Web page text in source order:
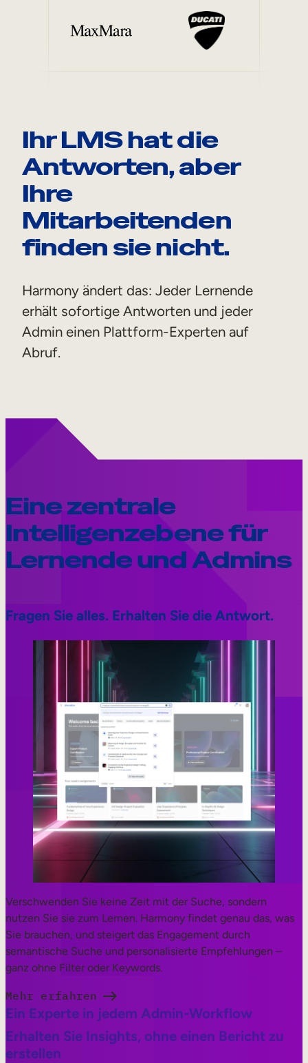
Ihr LMS hat die
Antworten, aber
Ihre
Mitarbeitenden
finden sie nicht.
Harmony ändert das: Jeder Lernende
erhält sofortige Antworten und jeder
Admin einen Plattform-Experten auf
Abruf.
Eine zentrale
Intelligenzebene für
Lernende und Admins
Fragen Sie alles. Erhalten Sie die Antwort.
Verschwenden Sie keine Zeit mit der Suche, sondern
nutzen Sie sie zum Lernen. Harmony findet genau das, was
Sie brauchen, und steigert das Engagement durch
semantische Suche und personalisierte Empfehlungen –
ganz ohne Filter oder Keywords.
Mehr erfahren
Ein Experte in jedem Admin-Workflow
Erhalten Sie Insights, ohne einen Bericht zu
erstellen